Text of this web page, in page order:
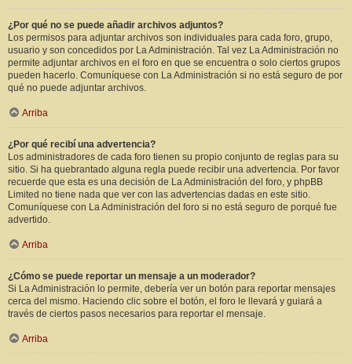
¿Por qué no se puede añadir archivos adjuntos?
Los permisos para adjuntar archivos son individuales para cada foro, grupo,
usuario y son concedidos por La Administración. Tal vez La Administración no
permite adjuntar archivos en el foro en que se encuentra o solo ciertos grupos
pueden hacerlo. Comuníquese con La Administración si no está seguro de por
qué no puede adjuntar archivos.
Arriba
¿Por qué recibí una advertencia?
Los administradores de cada foro tienen su propio conjunto de reglas para su
sitio. Si ha quebrantado alguna regla puede recibir una advertencia. Por favor
recuerde que esta es una decisión de La Administración del foro, y phpBB
Limited no tiene nada que ver con las advertencias dadas en este sitio.
Comuníquese con La Administración del foro si no está seguro de porqué fue
advertido.
Arriba
¿Cómo se puede reportar un mensaje a un moderador?
Si La Administración lo permite, debería ver un botón para reportar mensajes
cerca del mismo. Haciendo clic sobre el botón, el foro le llevará y guiará a
través de ciertos pasos necesarios para reportar el mensaje.
Arriba